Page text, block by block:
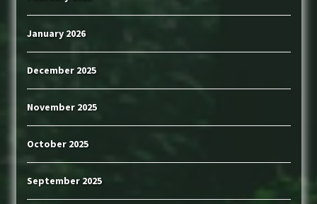
January 2026
December 2025
November 2025
October 2025
September 2025